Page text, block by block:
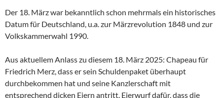
Der 18. März war bekanntlich schon mehrmals ein historisches
Datum für Deutschland, u.a. zur Märzrevolution 1848 und zur
Volkskammerwahl 1990.
Aus aktuellem Anlass zu diesem 18. März 2025: Chapeau für
Friedrich Merz, dass er sein Schuldenpaket überhaupt
durchbekommen hat und seine Kanzlerschaft mit
entsprechend dicken Eiern antritt. Eierwurf dafür, dass die